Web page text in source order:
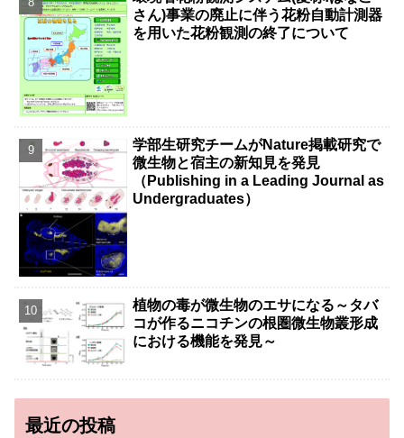
さん)事業の廃止に伴う花粉自動計測器
を用いた花粉観測の終了について
学部生研究チームがNature掲載研究で
微生物と宿主の新知見を発見
（Publishing in a Leading Journal as
Undergraduates）
植物の毒が微生物のエサになる～タバ
コが作るニコチンの根圏微生物叢形成
における機能を発見～
最近の投稿